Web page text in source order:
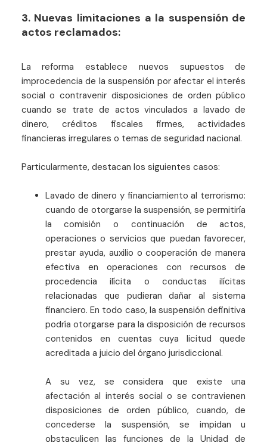
3. Nuevas limitaciones a la suspensión de
actos reclamados:
La reforma establece nuevos supuestos de
improcedencia de la suspensión por afectar el interés
social o contravenir disposiciones de orden público
cuando se trate de actos vinculados a lavado de
dinero, créditos fiscales firmes, actividades
financieras irregulares o temas de seguridad nacional.
Particularmente, destacan los siguientes casos:
Lavado de dinero y financiamiento al terrorismo:
cuando de otorgarse la suspensión, se permitiría
la comisión o continuación de actos,
operaciones o servicios que puedan favorecer,
prestar ayuda, auxilio o cooperación de manera
efectiva en operaciones con recursos de
procedencia ilícita o conductas ilícitas
relacionadas que pudieran dañar al sistema
financiero. En todo caso, la suspensión definitiva
podría otorgarse para la disposición de recursos
contenidos en cuentas cuya licitud quede
acreditada a juicio del órgano jurisdiccional.
A su vez, se considera que existe una
afectación al interés social o se contravienen
disposiciones de orden público, cuando, de
concederse la suspensión, se impidan u
obstaculicen las funciones de la Unidad de